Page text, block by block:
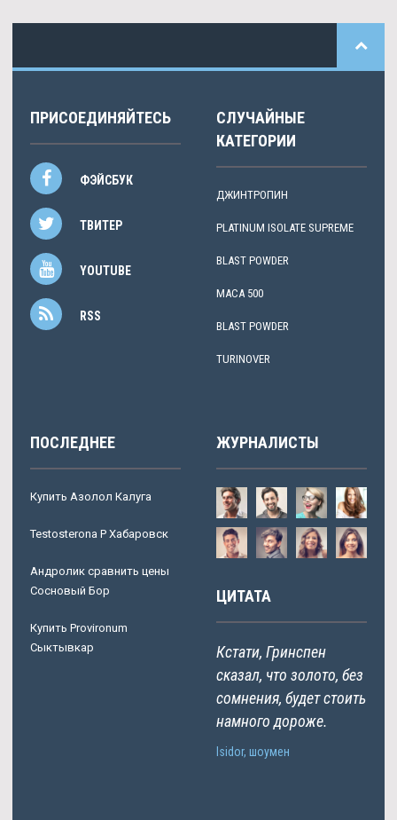
ПРИСОЕДИНЯЙТЕСЬ
ФЭЙСБУК
ТВИТЕР
YOUTUBE
RSS
СЛУЧАЙНЫЕ
КАТЕГОРИИ
ДЖИНТРОПИН
PLATINUM ISOLATE SUPREME
BLAST POWDER
MACA 500
BLAST POWDER
TURINOVER
ПОСЛЕДНЕЕ
Купить Азолол Калуга
Testosterona P Хабаровск
Андролик сравнить цены
Сосновый Бор
Купить Provironum
Сыктывкар
ЖУРНАЛИСТЫ
ЦИТАТА
Кстати, Гринспен
сказал, что золото, без
сомнения, будет стоить
намного дороже.
Isidor, шоумен